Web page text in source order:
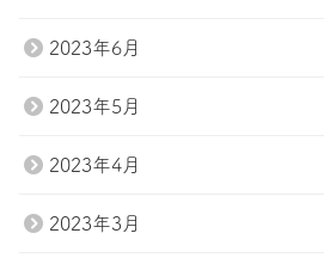
2023年6月
2023年5月
2023年4月
2023年3月